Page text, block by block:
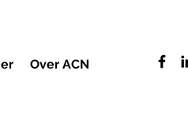
Over ACN